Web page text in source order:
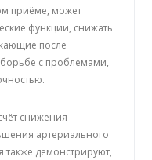
приёме, может
функции, снижать
после
борьбе с проблемами,
снижения
артериального
также демонстрируют,